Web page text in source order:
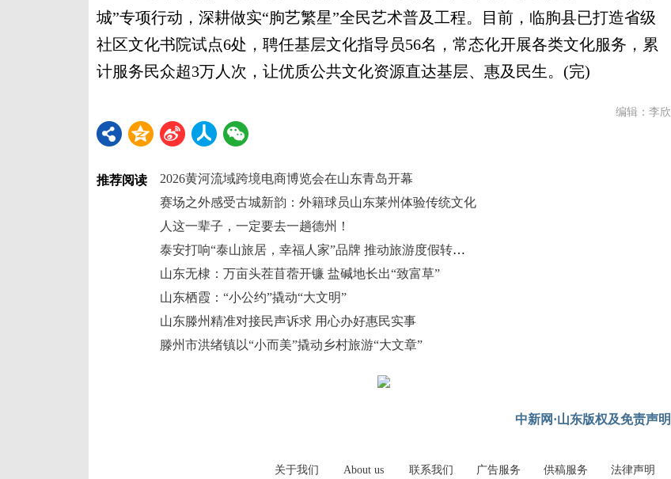
城”专项行动，深耕做实“朐艺繁星”全民艺术普及工程。目前，临朐县已打造省级
社区文化书院试点6处，聘任基层文化指导员56名，常态化开展各类文化服务，累
计服务民众超3万人次，让优质公共文化资源直达基层、惠及民生。(完)
编辑：李欣
推荐阅读
2026黄河流域跨境电商博览会在山东青岛开幕
赛场之外感受古城新韵：外籍球员山东莱州体验传统文化
人这一辈子，一定要去一趟德州！
泰安打响“泰山旅居，幸福人家”品牌 推动旅游度假转型升级
山东无棣：万亩头茬苜蓿开镰 盐碱地长出“致富草”
山东栖霞：“小公约”撬动“大文明”
山东滕州精准对接民声诉求 用心办好惠民实事
滕州市洪绪镇以“小而美”撬动乡村旅游“大文章”
中新网·山东版权及免责声明
关于我们 About us 联系我们 广告服务 供稿服务 法律声明